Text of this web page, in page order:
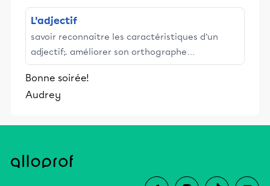
L'adjectif
savoir reconnaitre les caractéristiques d'un
adjectif;. améliorer son orthographe
grammaticale;. augmenter sa capacité à
identifier les classes de mots.
Bonne soirée!
Audrey